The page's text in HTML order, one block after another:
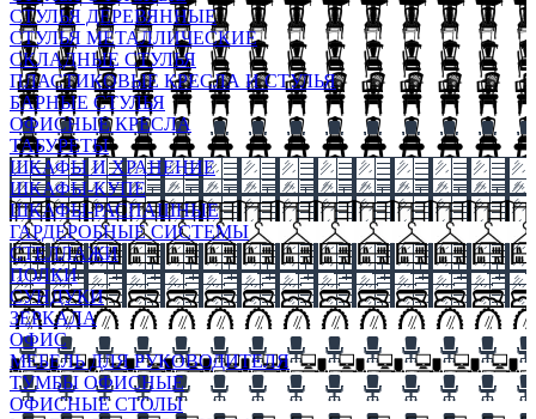
СТУЛЬЯ ДЕРЕВЯННЫЕ
СТУЛЬЯ МЕТАЛЛИЧЕСКИЕ
СКЛАДНЫЕ СТУЛЬЯ
ПЛАСТИКОВЫЕ КРЕСЛА И СТУЛЬЯ
БАРНЫЕ СТУЛЬЯ
ОФИСНЫЕ КРЕСЛА
ТАБУРЕТЫ
ШКАФЫ И ХРАНЕНИЕ
ШКАФЫ-КУПЕ
ШКАФЫ-РАСПАШНЫЕ
ГАРДЕРОБНЫЕ СИСТЕМЫ
СТЕЛЛАЖИ
ПОЛКИ
СУНДУКИ
ЗЕРКАЛА
ОФИС
МЕБЕЛЬ ДЛЯ РУКОВОДИТЕЛЯ
ТУМБЫ ОФИСНЫЕ
ОФИСНЫЕ СТОЛЫ